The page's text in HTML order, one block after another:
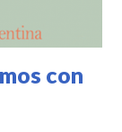
con